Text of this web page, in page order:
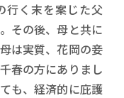
行く末を案じた父
その後、母と共に
は実質、花岡の妾
春の方にありまし
も、経済的に庇護